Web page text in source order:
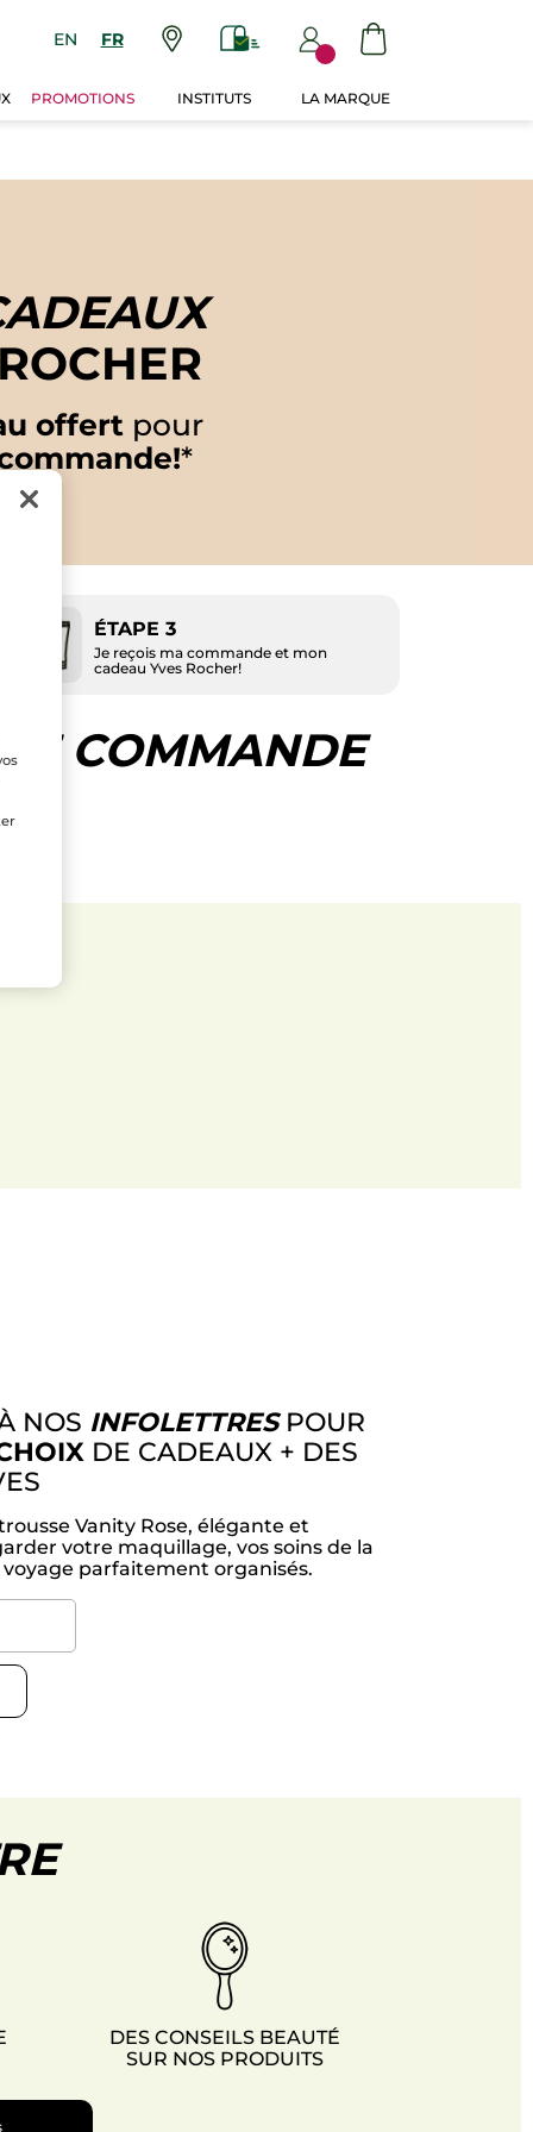
EN FR
PROMOTIONS INSTITUTS LA MARQUE
offert pour
*
ÉTAPE 3
Je reçois ma commande et mon
cadeau Yves Rocher!
COMMANDE
NOS INFOLETTRESPOUR
DE CADEAUX + DES
Vanity Rose, élégante et
votre maquillage, vos soins de la
parfaitement organisés.
DES CONSEILS BEAUTÉ
SUR NOS PRODUITS